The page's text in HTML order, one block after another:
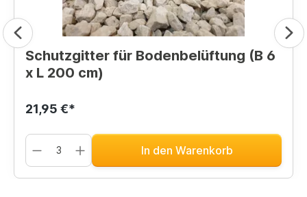
Schutzgitter für Bodenbelüftung (B 6
x L 200 cm)
21,95 €*
In den Warenkorb